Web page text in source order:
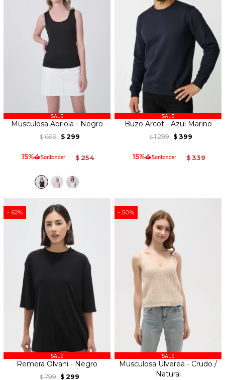
Musculosa Abriola - Negro
$ 699 $ 299
$ 254
Buzo Arcot - Azul Marino
$ 1.299 $ 399
$ 339
62
Remera Olvani - Negro
$ 799 $ 299
50
Musculosa Ulverea - Crudo /
Natural